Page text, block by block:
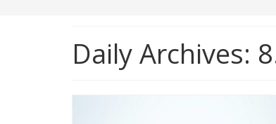
Daily Archives: